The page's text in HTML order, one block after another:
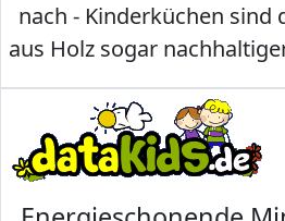
nach - Kinderküchen sind
aus Holz sogar